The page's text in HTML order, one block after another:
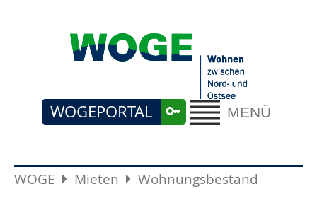
MENÜ
WOGEPORTAL
WOGE Mieten Wohnungsbestand